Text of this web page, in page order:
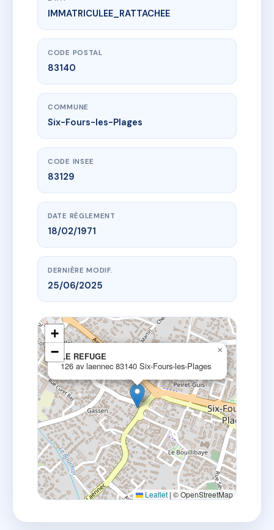
www.vme.plus/AE0380915
LE REFUGE
126 av laennec83140 Six-Fours-les-Plages
IMMATRICULEE_RATTACHEE
CODE POSTAL
83140
COMMUNE
Six-Fours-les-Plages
CODE INSEE
83129
DATE RÈGLEMENT
18/02/1971
DERNIÈRE MODIF.
25/06/2025
LE REFUGE
126 av laennec 83140 Six-Fours-les-Plages
×
+
−
Leaflet | © OpenStreetMap